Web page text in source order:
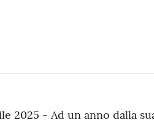
2025 - Ad un anno dalla